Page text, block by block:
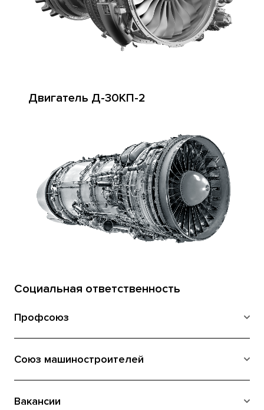
Двигатель Д-30КП-2
Социальная ответственность
Профсоюз
Союз машиностроителей
Вакансии